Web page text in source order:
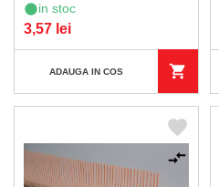
in stoc
3,57 lei
ADAUGA IN COS